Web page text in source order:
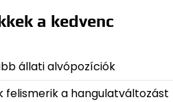
a kedvenc
állati alvópozíciók
felismerik a hangulatváltozást